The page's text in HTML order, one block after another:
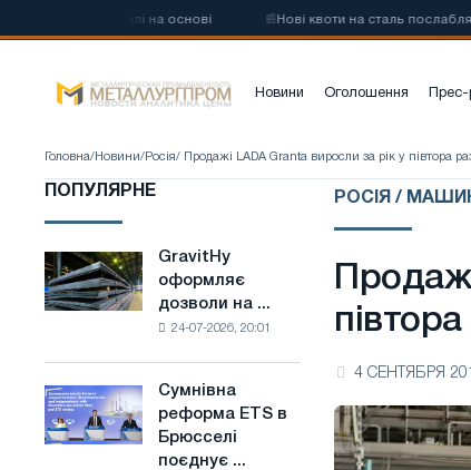
сталі на основі Нові квоти на сталь послаблять
Новини Оголошення Прес-
Головна/ Новини/ Росія/ Продажі LADA Granta виросли за рік у півтора
ПОПУЛЯРНЕ
GravitHy
оформляє
дозволи
з
виробництва
низьковуглецевої
GravitHy
оформляє
дозволи на ...
24-07-2026, 20:01
Сумнівна
реформа
ETS
Сумнівна
реформа ETS в
Брюсселі
поєднує ...
РОСІЯ /
4 СЕНТЯБРЯ